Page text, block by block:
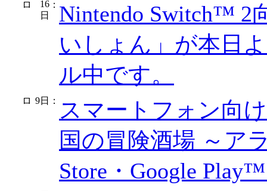
16
日
： Nintendo Switch™ 2
いしょん」が本日
ル中です。
9日 ：
スマートフォン向
国の冒険酒場 ～ア
Store・Google